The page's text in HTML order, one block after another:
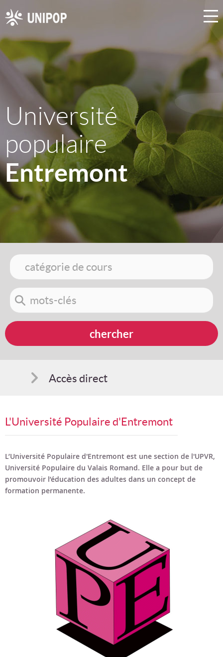
Université
populaire
Entremont
Accès direct
Suggestions
Bon cadeau
Programme en PDF
L'Université Populaire d'Entremont
L’Université Populaire d'Entremont est une section de l'UPVR,
Université Populaire du Valais Romand. Elle a pour but de
promouvoir l’éducation des adultes dans un concept de
formation permanente.